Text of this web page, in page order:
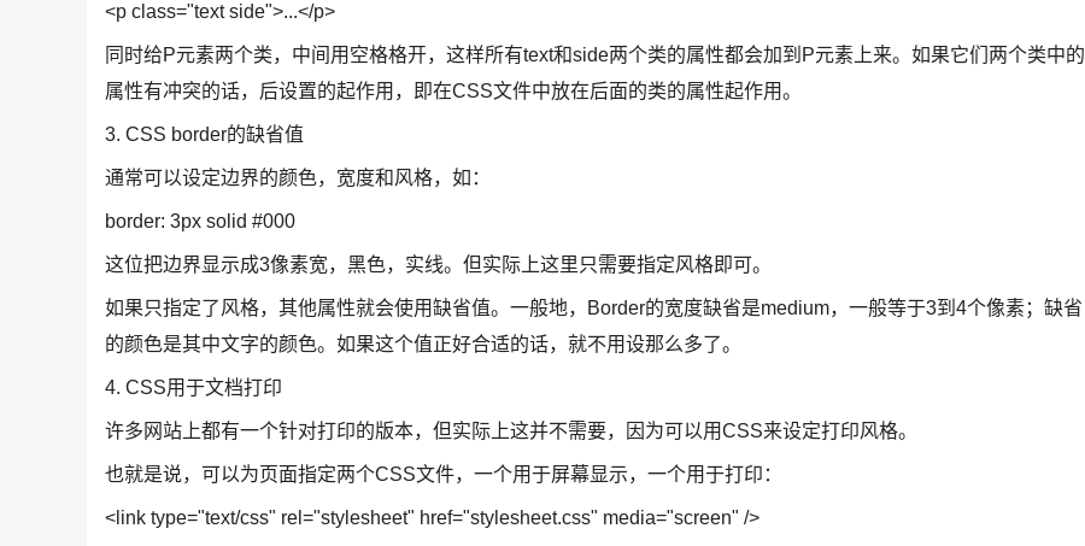
<p class="text side">...</p>
同时给P元素两个类，中间用空格格开，这样所有text和side两个类的属性都会加到P元素上来。如果它们两个类中的
属性有冲突的话，后设置的起作用，即在CSS文件中放在后面的类的属性起作用。
3. CSS border的缺省值
通常可以设定边界的颜色，宽度和风格，如：
border: 3px solid #000
这位把边界显示成3像素宽，黑色，实线。但实际上这里只需要指定风格即可。
如果只指定了风格，其他属性就会使用缺省值。一般地，Border的宽度缺省是medium，一般等于3到4个像素；缺省
的颜色是其中文字的颜色。如果这个值正好合适的话，就不用设那么多了。
4. CSS用于文档打印
许多网站上都有一个针对打印的版本，但实际上这并不需要，因为可以用CSS来设定打印风格。
也就是说，可以为页面指定两个CSS文件，一个用于屏幕显示，一个用于打印：
<link type="text/css" rel="stylesheet" href="stylesheet.css" media="screen" />